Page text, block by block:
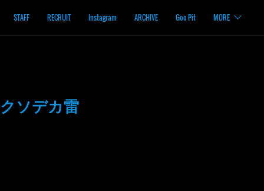
STAFF RECRUIT Instagram ARCHIVE Goo Pit MORE
デカ雷